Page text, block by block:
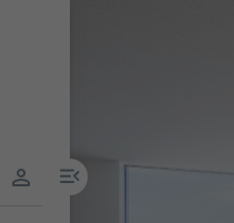
gebruikerslink
menulink